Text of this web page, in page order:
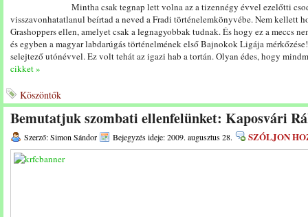
Mintha csak tegnap lett volna az a tizennégy évvel ezelőtti
visszavonhatatlanul beírtad a neved a Fradi történelemkönyvébe. Nem kellett
Grashoppers ellen, amelyet csak a legnagyobbak tudnak. És hogy ez a meccs
és egyben a magyar labdarúgás történelmének első Bajnokok Ligája
selejtező utónévvel. Ez volt tehát az igazi hab a tortán. Olyan édes, hogy
cikket »
Köszöntők
Bemutatjuk szombati ellenfelünket: Kaposvári
Szerző: Simon Sándor Bejegyzés ideje: 2009. augusztus 28. SZÓLJON